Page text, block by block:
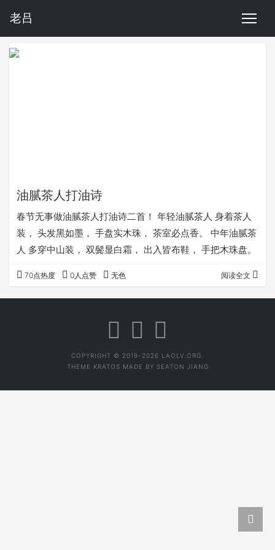
老吕
油腻茶人打油诗
春节无事做油腻茶人打油诗二首！ 年轻油腻茶人 身着茶人
装， 头发黑如墨， 手盘实木珠， 茶室必点香。 中年油腻茶
人 多穿中山装， 双鬓显白霜， 出入皆布鞋， 手把木珠盘。
70点热度 0人点赞 无色 阅读全文
COPYRIGHT © 2019-2026 LAOLV.ORG.
THEME KRATOS MADE BY SEATON JIANG